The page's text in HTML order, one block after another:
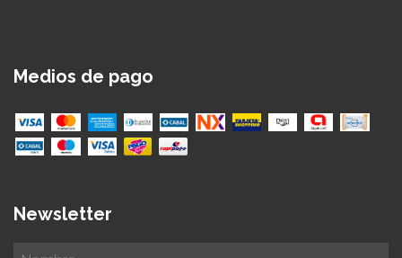
Medios de pago
Newsletter